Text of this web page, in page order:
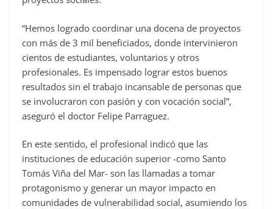
“Hemos logrado coordinar una docena de proyectos
con más de 3 mil beneficiados, donde intervinieron
cientos de estudiantes, voluntarios y otros
profesionales. Es impensado lograr estos buenos
resultados sin el trabajo incansable de personas que
se involucraron con pasión y con vocación social”,
aseguró el doctor Felipe Parraguez.
En este sentido, el profesional indicó que las
instituciones de educación superior -como Santo
Tomás Viña del Mar- son las llamadas a tomar
protagonismo y generar un mayor impacto en
comunidades de vulnerabilidad social, asumiendo los